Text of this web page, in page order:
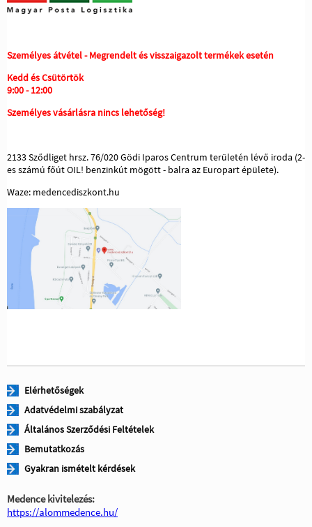
Személyes átvétel - Megrendelt és visszaigazolt termékek esetén
Kedd és Csütörtök
9:00 - 12:00
Személyes vásárlásra nincs lehetőség!
2133 Sződliget hrsz. 76/020 Gödi Iparos Centrum területén lévő iroda (2-
es számú főút OIL! benzinkút mögött - balra az Europart épülete).
Waze: medencediszkont.hu
Elérhetőségek
Adatvédelmi szabályzat
Általános Szerződési Feltételek
Bemutatkozás
Gyakran ismételt kérdések
Medence kivitelezés:
https://alommedence.hu/